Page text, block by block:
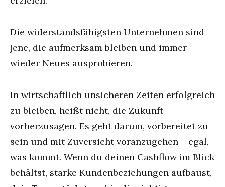
Die widerstandsfähigsten Unternehmen sind
jene, die aufmerksam bleiben und immer
wieder Neues ausprobieren.
In wirtschaftlich unsicheren Zeiten erfolgreich
zu bleiben, heißt nicht, die Zukunft
vorherzusagen. Es geht darum, vorbereitet zu
sein und mit Zuversicht voranzugehen – egal,
was kommt. Wenn du deinen Cashflow im Blick
behältst, starke Kundenbeziehungen aufbaust,